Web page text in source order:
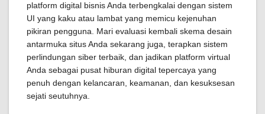
platform digital bisnis Anda terbengkalai dengan sistem
UI yang kaku atau lambat yang memicu kejenuhan
pikiran pengguna. Mari evaluasi kembali skema desain
antarmuka situs Anda sekarang juga, terapkan sistem
perlindungan siber terbaik, dan jadikan platform virtual
Anda sebagai pusat hiburan digital tepercaya yang
penuh dengan kelancaran, keamanan, dan kesuksesan
sejati seutuhnya.